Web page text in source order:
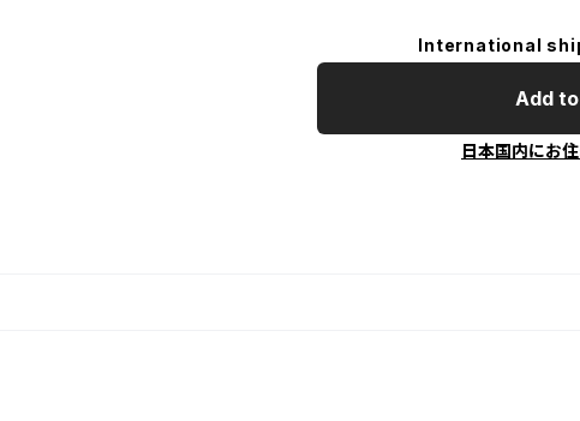
International
Add
日本国内にお